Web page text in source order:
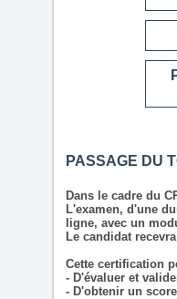
PASSAGE DU
Dans le cadre du
L'examen, d'une
ligne, avec un
Le candidat
Cette certification
- D'évaluer et
- D'obtenir un